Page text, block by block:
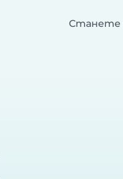
Станете